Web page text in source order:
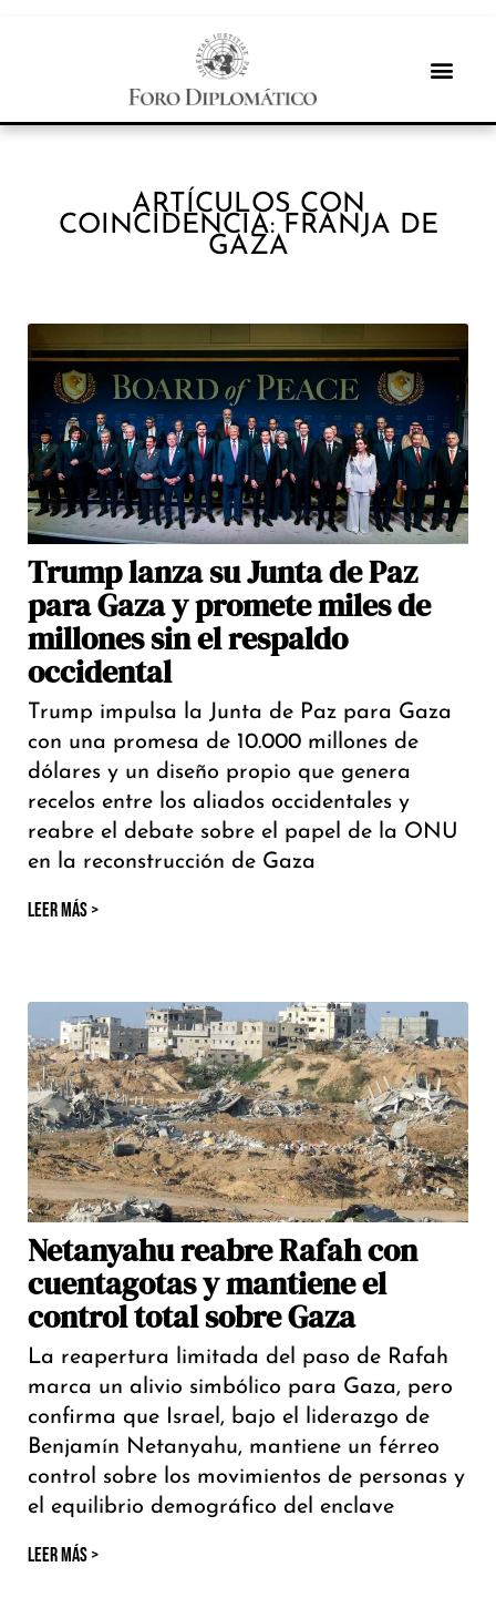
ARTÍCULOS CON
COINCIDENCIA: FRANJA DE
GAZA
Trump lanza su Junta de Paz
para Gaza y promete miles de
millones sin el respaldo
occidental
Trump impulsa la Junta de Paz para Gaza
con una promesa de 10.000 millones de
dólares y un diseño propio que genera
recelos entre los aliados occidentales y
reabre el debate sobre el papel de la ONU
en la reconstrucción de Gaza
LEER MÁS >
Netanyahu reabre Rafah con
cuentagotas y mantiene el
control total sobre Gaza
La reapertura limitada del paso de Rafah
marca un alivio simbólico para Gaza, pero
confirma que Israel, bajo el liderazgo de
Benjamín Netanyahu, mantiene un férreo
control sobre los movimientos de personas y
el equilibrio demográfico del enclave
LEER MÁS >